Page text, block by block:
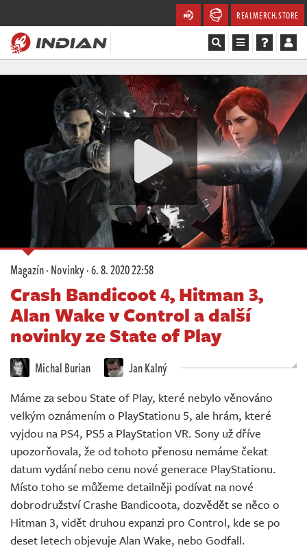
REALMERCH.STORE
Videa
Soutěže
Databáze
Komunita
Redakce
Živě
Magazín·Novinky·6. 8. 2020 22:58
Crash Bandicoot 4, Hitman 3,
Alan Wake v Control a další
novinky ze State of Play
Michal Burian Jan Kalný
Máme za sebou State of Play, které nebylo věnováno
velkým oznámením o PlayStationu 5, ale hrám, které
vyjdou na PS4, PS5 a PlayStation VR. Sony už dříve
upozorňovala, že od tohoto přenosu nemáme čekat
datum vydání nebo cenu nové generace PlayStationu.
Místo toho se můžeme detailněji podívat na nové
dobrodružství Crashe Bandicoota, dozvědět se něco o
Hitman 3, vidět druhou expanzi pro Control, kde se po
deset letech objevuje Alan Wake, nebo Godfall.